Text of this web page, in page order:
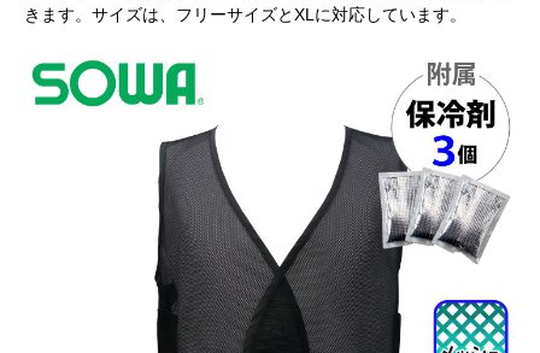
きます。サイズは、フリーサイズとXLに対応しています。